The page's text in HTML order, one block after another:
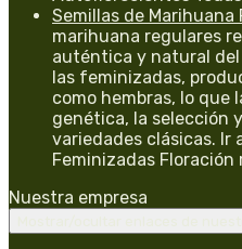
Semillas de Marihuana
marihuana regulares
auténtica y natural
las feminizadas,
como hembras, lo que
genética, la selección
variedades clásicas. Ir
Feminizadas
Nuestra empresa